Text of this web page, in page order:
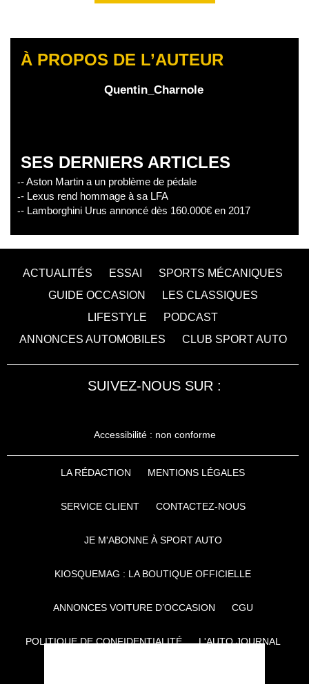
À PROPOS DE L’AUTEUR
Quentin_Charnole
SES DERNIERS ARTICLES
- Aston Martin a un problème de pédale
- Lexus rend hommage à sa LFA
- Lamborghini Urus annoncé dès 160.000€ en 2017
ACTUALITÉS ESSAI
SPORTS MÉCANIQUES
GUIDE OCCASION
LES CLASSIQUES
LIFESTYLE
PODCAST
ANNONCES AUTOMOBILES
CLUB SPORT AUTO
SUIVEZ-NOUS SUR :
Accessibilité : non conforme
LA RÉDACTION MENTIONS LÉGALES
SERVICE CLIENT CONTACTEZ-NOUS
JE M'ABONNE À SPORT AUTO
KIOSQUEMAG : LA BOUTIQUE OFFICIELLE
ANNONCES VOITURE D’OCCASION CGU
POLITIQUE DE CONFIDENTIALITÉ L'AUTO JOURNAL